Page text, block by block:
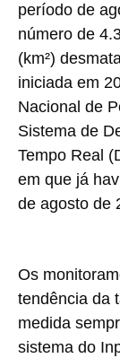
período de
número de
(km²)
iniciada em
Nacional de
Sistema de
Tempo Real
em que já
de agosto de
Os
tendência da
medida
sistema do